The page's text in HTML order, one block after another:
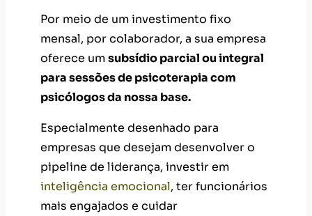
Por meio de um​ investimento fixo
mensal, por colaborador, a sua empresa
oferece umsubsídio parcial ou integral
para sessões de psicoterapia com
psicólogos da nossa base.
Especialmente desenhado para
empresas que desejam desenvolver o
pipeline de liderança, investir em
inteligência emocional, ter funcionários
mais engajados e cuidar